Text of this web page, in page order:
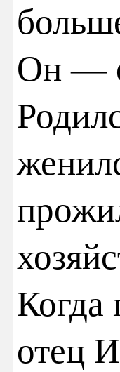
Он —
Когда
отец